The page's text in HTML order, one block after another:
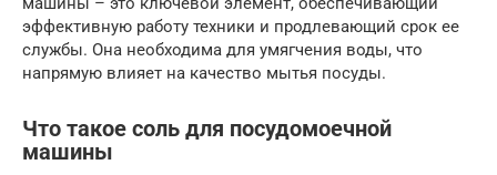
эффективную работу техники и продлевающий срок ее
службы. Она необходима для умягчения воды, что
напрямую влияет на качество мытья посуды.
Что такое соль для посудомоечной
машины